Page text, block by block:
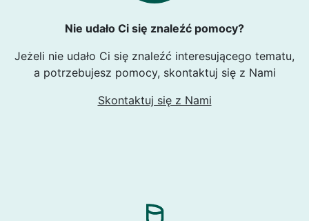
Nie udało Ci się znaleźć pomocy?
Jeżeli nie udało Ci się znaleźć interesującego tematu,
a potrzebujesz pomocy, skontaktuj się z Nami
Skontaktuj się z Nami